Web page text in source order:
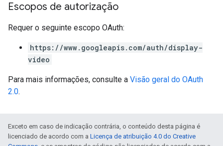
Escopos de autorização
Requer o seguinte escopo OAuth:
https://www.googleapis.com/auth/display-
video
Para mais informações, consulte a Visão geral do OAuth
2.0.
Exceto em caso de indicação contrária, o conteúdo desta página é
licenciado de acordo com a Licença de atribuição 4.0 do Creative